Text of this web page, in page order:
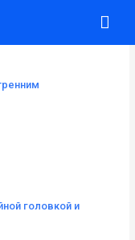
головкой и